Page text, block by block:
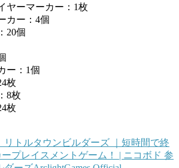
ヤーマーカー：1枚
カー：4個
20個
ー：1個
枚
8枚
枚
リトルタウンビルダーズ ｜短時間で終
プレイスメントゲーム！
| ニコボド 参